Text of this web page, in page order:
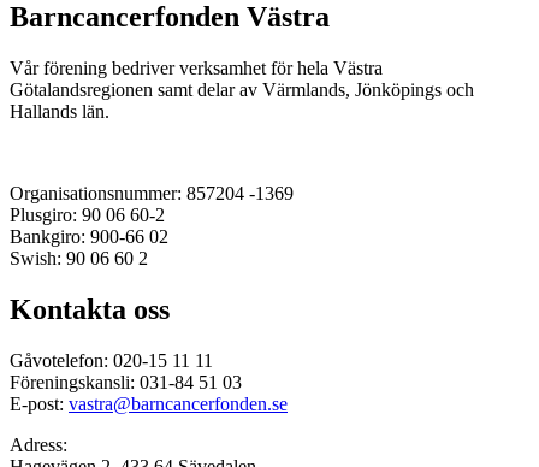
Barncancerfonden Västra
Vår förening bedriver verksamhet för hela Västra
Götalandsregionen samt delar av Värmlands, Jönköpings och
Hallands län.
Organisationsnummer: 857204 -1369
Plusgiro: 90 06 60-2
Bankgiro: 900-66 02
Swish: 90 06 60 2
Kontakta oss
Gåvotelefon: 020-15 11 11
Föreningskansli: 031-84 51 03
E-post: vastra@barncancerfonden.se
Adress: